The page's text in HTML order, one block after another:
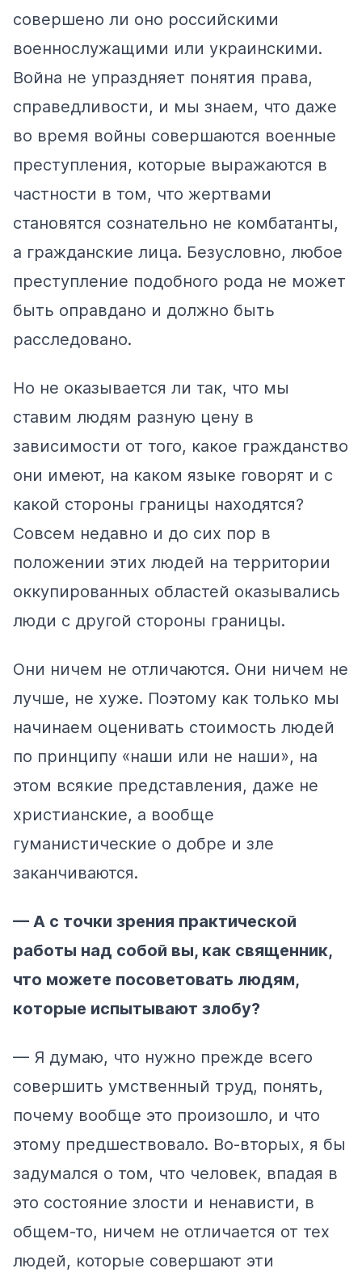
совершено ли оно российскими
военнослужащими или украинскими.
Война не упраздняет понятия права,
справедливости, и мы знаем, что даже
во время войны совершаются военные
преступления, которые выражаются в
частности в том, что жертвами
становятся сознательно не комбатанты,
а гражданские лица. Безусловно, любое
преступление подобного рода не может
быть оправдано и должно быть
расследовано.
Но не оказывается ли так, что мы
ставим людям разную цену в
зависимости от того, какое гражданство
они имеют, на каком языке говорят и с
какой стороны границы находятся?
Совсем недавно и до сих пор в
положении этих людей на территории
оккупированных областей оказывались
люди с другой стороны границы.
Они ничем не отличаются. Они ничем не
лучше, не хуже. Поэтому как только мы
начинаем оценивать стоимость людей
по принципу «наши или не наши», на
этом всякие представления, даже не
христианские, а вообще
гуманистические о добре и зле
заканчиваются.
— А с точки зрения практической
работы над собой вы, как священник,
что можете посоветовать людям,
которые испытывают злобу?
— Я думаю, что нужно прежде всего
совершить умственный труд, понять,
почему вообще это произошло, и что
этому предшествовало. Во-вторых, я бы
задумался о том, что человек, впадая в
это состояние злости и ненависти, в
общем-то, ничем не отличается от тех
людей, которые совершают эти